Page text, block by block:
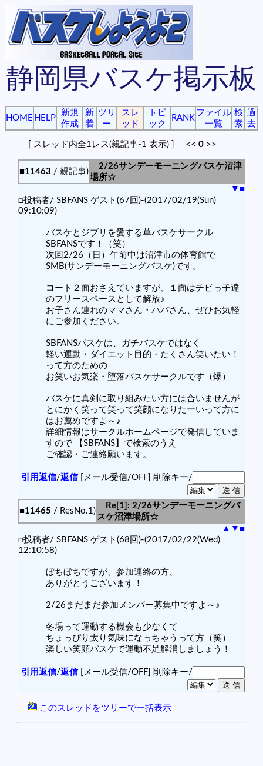
静岡県バスケ掲示板
HOME HELP
新規
作成
新
着
ツリ
ー
スレ
ッド
トピ
ック
RANK
ファイル
一覧
検
索
過
去
[ スレッド内全1レス(親記事-1 表示) ] << 0 >>
■11463 / 親記事)
2/26サンデーモーニングバスケ沼津
場所☆
▼ ■
□投稿者/ SBFANS ゲスト(67回)-(2017/02/19(Sun)
09:10:09)
バスケとジブリを愛する草バスケサークル
SBFANSです！（笑）
次回2/26（日）午前中は沼津市の体育館で
SMB(サンデーモーニングバスケ)です。
コート２面おさえていますが、１面はチビっ子達
のフリースペースとして解放♪
お子さん連れのママさん・パパさん、ぜひお気軽
にご参加ください。
SBFANSバスケは、ガチバスケではなく
軽い運動・ダイエット目的・たくさん笑いたい！
って方のための
お笑いお気楽・堕落バスケサークルです（爆）
バスケに真剣に取り組みたい方には合いませんが
とにかく笑って笑って笑顔になりたーいって方に
はお薦めですよ～♪
詳細情報はサークルホームページで発信していま
すので 【SBFANS】で検索のうえ
ご確認・ご連絡願います。
引用返信/返信[メール受信/OFF] 削除キー/
■11465 / ResNo.1)
Re[1]: 2/26サンデーモーニングバ
スケ沼津場所☆
▲ ▼ ■
□投稿者/ SBFANS ゲスト(68回)-(2017/02/22(Wed)
12:10:58)
ぼちぼちですが、参加連絡の方、
ありがとうございます！
2/26まだまだ参加メンバー募集中ですよ～♪
冬場って運動する機会も少なくて
ちょっぴり太り気味になっちゃうって方（笑）
楽しい笑顔バスケで運動不足解消しましょう！
引用返信/返信[メール受信/OFF] 削除キー/
このスレッドをツリーで一括表示